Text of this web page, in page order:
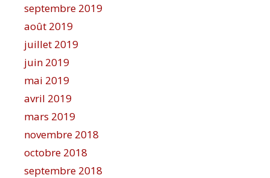
septembre 2019
août 2019
juillet 2019
juin 2019
mai 2019
avril 2019
mars 2019
novembre 2018
octobre 2018
septembre 2018